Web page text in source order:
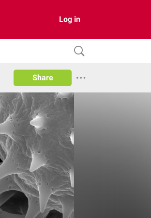
Log in
Share